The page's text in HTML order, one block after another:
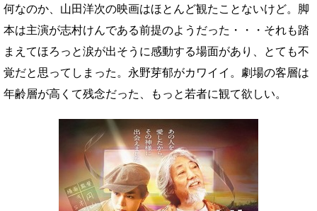
何なのか、山田洋次の映画はほとんど観たことないけど。脚
本は主演が志村けんである前提のようだった・・・それも踏
まえてほろっと涙が出そうに感動する場面があり、とても不
覚だと思ってしまった。永野芽郁がカワイイ。劇場の客層は
年齢層が高くて残念だった、もっと若者に観て欲しい。